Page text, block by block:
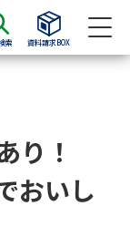
索 資料請求BOX
り！
おいし